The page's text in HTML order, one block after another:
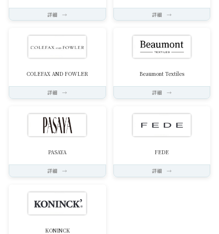
詳細 → 詳細 →
COLEFAX AND FOWLER
詳細 →
Beaumont Textiles
詳細 →
PASAYA
詳細 →
FEDE
詳細 →
KONINCK